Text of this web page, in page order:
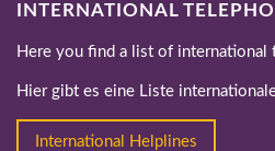
INTERNATIONAL
Here you find a list of international
Hier gibt es eine Liste
International Helplines